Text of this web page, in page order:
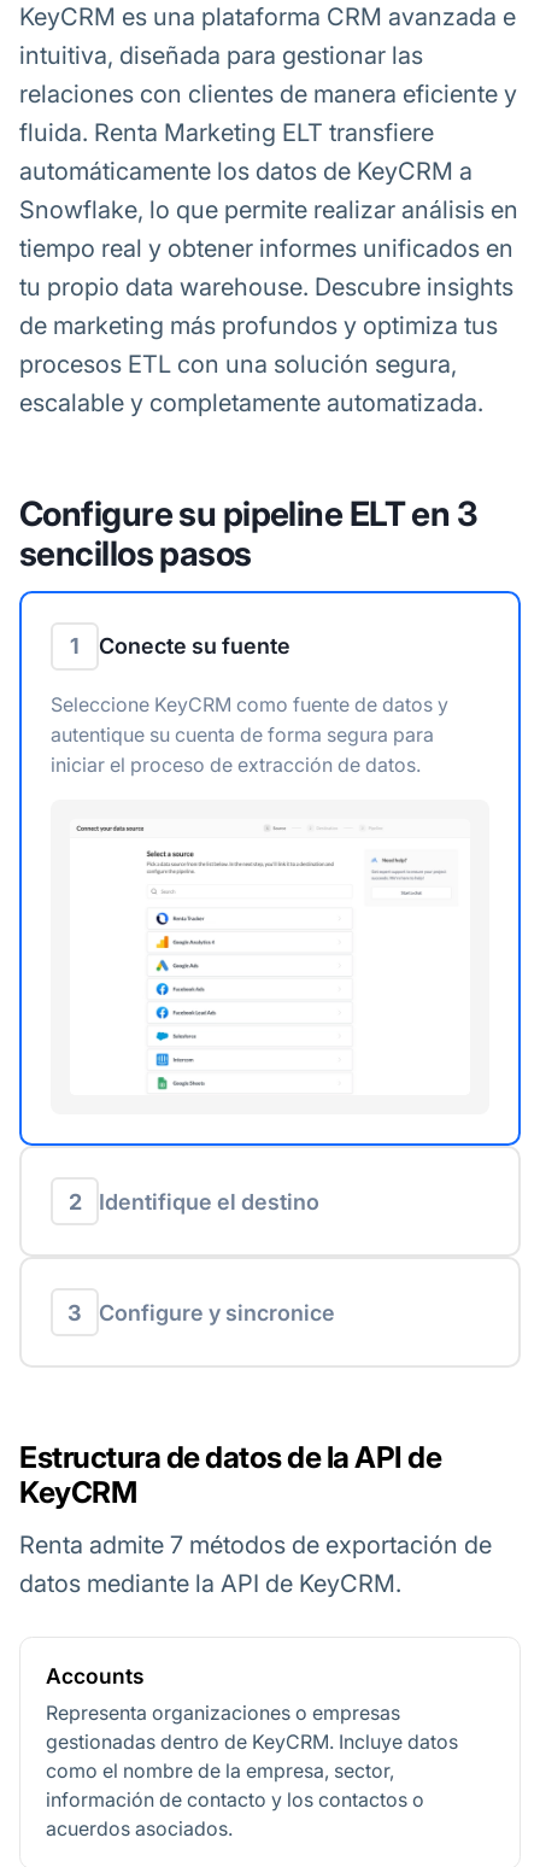
KeyCRM es una plataforma CRM avanzada e
intuitiva, diseñada para gestionar las
relaciones con clientes de manera eficiente y
fluida. Renta Marketing ELT transfiere
automáticamente los datos de KeyCRM a
Snowflake, lo que permite realizar análisis en
tiempo real y obtener informes unificados en
tu propio data warehouse. Descubre insights
de marketing más profundos y optimiza tus
procesos ETL con una solución segura,
escalable y completamente automatizada.
Configure su pipeline ELT en 3
sencillos pasos
1 Conecte su fuente
Seleccione KeyCRM como fuente de datos y
autentique su cuenta de forma segura para
iniciar el proceso de extracción de datos.
2 Identifique el destino
3 Configure y sincronice
Estructura de datos de la API de
KeyCRM
Renta admite 7 métodos de exportación de
datos mediante la API de KeyCRM.
Accounts
Representa organizaciones o empresas
gestionadas dentro de KeyCRM. Incluye datos
como el nombre de la empresa, sector,
información de contacto y los contactos o
acuerdos asociados.